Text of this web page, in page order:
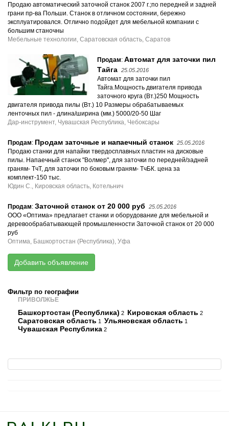
Продаю автоматический заточной станок 2007 г.;по передней и задней
грани пр-ва Польши. Станок в отличном состоянии, бережно
эксплуатировался. Отлично подойдет для мебельной компании с
большим станочны
Мебельные технологии, Саратовская область, Саратов
Продам: Автомат для заточки пил
Тайга 25.05.2016
Автомат для заточки пил
Тайга.Мощность двигателя привода
заточного круга (Вт.)250 Мощность
двигателя привода пилы (Вт.) 10 Размеры обрабатываемых
ленточных пил - длина/ширина (мм.) 5000/20-50 Шаг
Дар-инструмент, Чувашская Республика, Чебоксары
Продам: Продам заточные и напаечный станок 25.05.2016
Продаю станки для напайки твердосплавных пластин на дисковые
пилы. Напаечный станок "Волмер", для заточки по передней/задней
граням- ТчТ, для заточки по боковым граням- ТчБК. цена за
комплект-150 тыс.
Юдин С., Кировская область, Котельнич
Продам: Заточной станок от 20 000 руб 25.05.2016
ООО «Оптима» предлагает станки и оборудование для мебельной и
деревообрабатывающей промышленности Заточной станок от 20 000
руб
Оптима, Башкортостан (Республика), Уфа
Добавить объявление
Фильтр по географии
ПРИВОЛЖЬЕ
Башкортостан (Республика) 2 Кировская область 2
Саратовская область 1 Ульяновская область 1
Чувашская Республика 2